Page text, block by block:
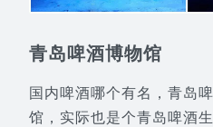
青岛啤酒博物馆
国内啤酒哪个有名，青岛
馆，实际也是个青岛啤酒